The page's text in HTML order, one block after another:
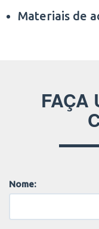
Materiais de
FAÇA
Nome: